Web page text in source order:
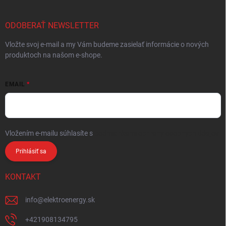
ODOBERAŤ NEWSLETTER
Vložte svoj e-mail a my Vám budeme zasielať informácie o nových
produktoch na našom e-shope.
EMAIL
Vložením e-mailu súhlasíte s
Prihlásiť sa
KONTAKT
info@elektroenergy.sk
+421908134795